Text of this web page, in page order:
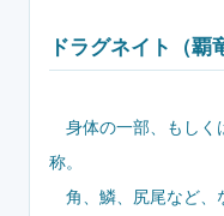
ドラグネイト（覇
身体の一部、もしく
称。
角、鱗、尻尾など、